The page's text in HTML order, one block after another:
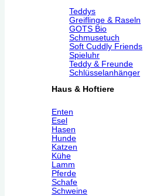
Teddys
Greiflinge & Raseln
GOTS Bio
Schmusetuch
Soft Cuddly Friends
Spieluhr
Teddy & Freunde
Schlüsselanhänger
Haus & Hoftiere
Enten
Esel
Hasen
Hunde
Katzen
Kühe
Lamm
Pferde
Schafe
Schweine